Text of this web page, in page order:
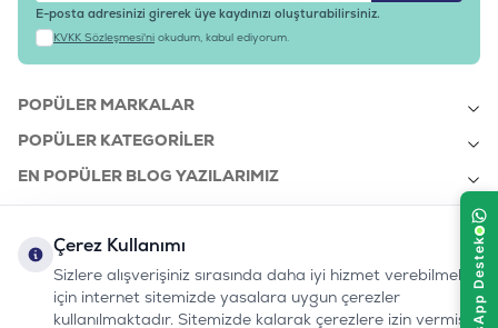
E-posta adresinizi girerek üye kaydınızı oluşturabilirsiniz.
KVKK Sözleşmesi'ni okudum, kabul ediyorum.
POPÜLER MARKALAR
POPÜLER KATEGORILER
EN POPÜLER BLOG YAZILARIMIZ
KURUMSAL
Çerez Kullanımı
Sizlere alışverişiniz sırasında daha iyi hizmet verebilmek
için internet sitemizde yasalara uygun çerezler
kullanılmaktadır. Sitemizde kalarak çerezlere izin vermiş